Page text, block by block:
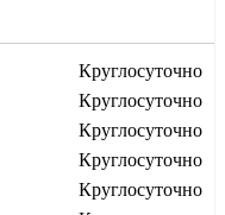
Круглосуточно
Круглосуточно
Круглосуточно
Круглосуточно
Круглосуточно